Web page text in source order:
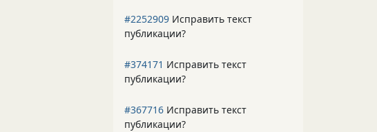
#2252909 Исправить текст
публикации?
#374171 Исправить текст
публикации?
#367716 Исправить текст
публикации?